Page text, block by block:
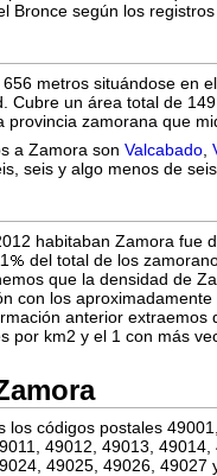
Bronce según los
metros situándose en
Cubre un área total de
provincia zamorana que
a Zamora son Valcabado
seis y algo menos de
habitaban Zamora fue
del total de los
que la densidad de
con los
anterior extraemos
por km2 y el 1 con más
los códigos postales
49012, 49013,
49025, 49026, 49027